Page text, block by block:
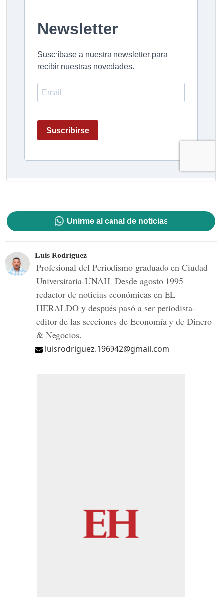
Unirme al canal de noticias
Luis Rodríguez
Profesional del Periodismo graduado en Ciudad
Universitaria-UNAH. Desde agosto 1995
redactor de noticias económicas en EL
HERALDO y después pasó a ser periodista-
editor de las secciones de Economía y de Dinero
& Negocios.
luisrodriguez.196942@gmail.com